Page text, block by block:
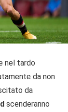
nel tardo
da non
da
scenderanno